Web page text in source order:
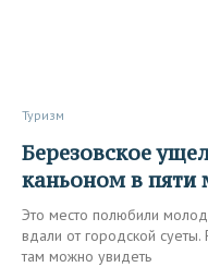
Туризм
Березовское ущелье: прогулка над
каньоном в пяти
Это место полюбили
вдали от городской суеты.
там можно увидеть